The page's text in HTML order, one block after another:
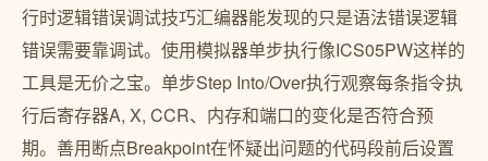
行时逻辑错误调试技巧汇编器能发现的只是语法错误逻辑
错误需要靠调试。使用模拟器单步执行像ICS05PW这样的
工具是无价之宝。单步Step Into/Over执行观察每条指令执
行后寄存器A, X, CCR、内存和端口的变化是否符合预
期。善用断点Breakpoint在怀疑出问题的代码段前后设置